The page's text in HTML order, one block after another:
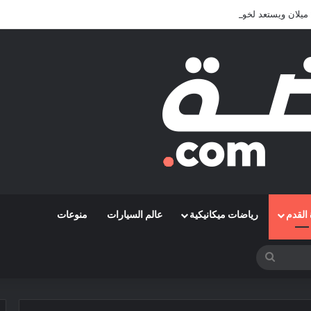
ويستعد لخوض تجربة جديدة خارج أوروبا
القدم رياضات ميكانيكية عالم السيارات منوعات
بحث